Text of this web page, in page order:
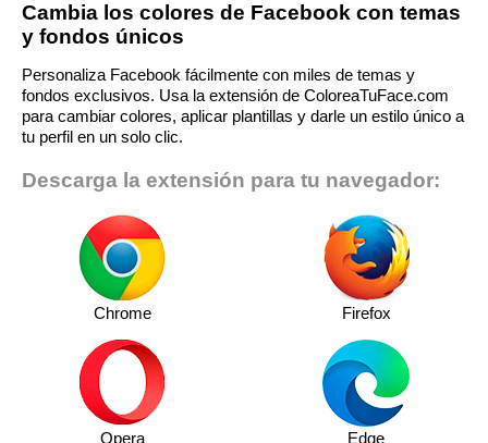
Cambia los colores de Facebook con temas
y fondos únicos
Personaliza Facebook fácilmente con miles de temas y
fondos exclusivos. Usa la extensión de ColoreaTuFace.com
para cambiar colores, aplicar plantillas y darle un estilo único a
tu perfil en un solo clic.
Descarga la extensión para tu navegador:
Chrome Firefox
Opera Edge